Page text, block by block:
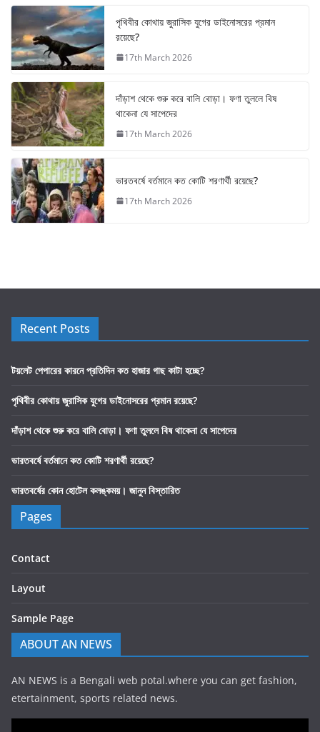
পৃথিবীর কোথায় জুরাসিক যুগের ডাইনোসরের প্রমান
রয়েছে?
17th March 2026
দাঁড়াশ থেকে শুরু করে বালি বোড়া। ফণা তুললে বিষ
থাকেনা যে সাপেদের
17th March 2026
ভারতবর্ষে বর্তমানে কত কোটি শরণার্থী রয়েছে?
17th March 2026
Recent Posts
টয়লেট পেপারের কারনে প্রতিদিন কত হাজার গাছ কাটা হচ্ছে?
পৃথিবীর কোথায় জুরাসিক যুগের ডাইনোসরের প্রমান রয়েছে?
দাঁড়াশ থেকে শুরু করে বালি বোড়া। ফণা তুললে বিষ থাকেনা যে সাপেদের
ভারতবর্ষে বর্তমানে কত কোটি শরণার্থী রয়েছে?
ভারতবর্ষের কোন হোটেল কলঙ্কময়। জানুন বিস্তারিত
Pages
Contact
Layout
Sample Page
ABOUT AN NEWS
AN NEWS is a Bengali web potal.where you can get fashion,
etertainment, sports related news.